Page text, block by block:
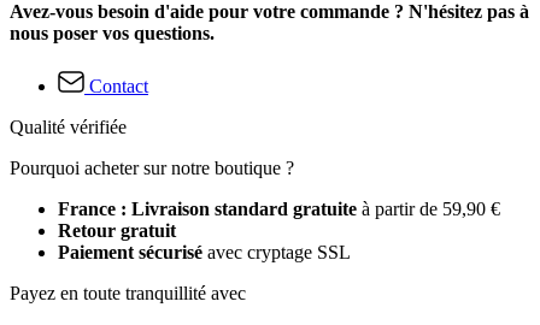
Avez-vous besoin d'aide pour votre commande ? N'hésitez pas à
nous poser vos questions.
Contact
Qualité vérifiée
Pourquoi acheter sur notre boutique ?
France : Livraison standard gratuite à partir de 59,90 €
Retour gratuit
Paiement sécurisé avec cryptage SSL
Payez en toute tranquillité avec